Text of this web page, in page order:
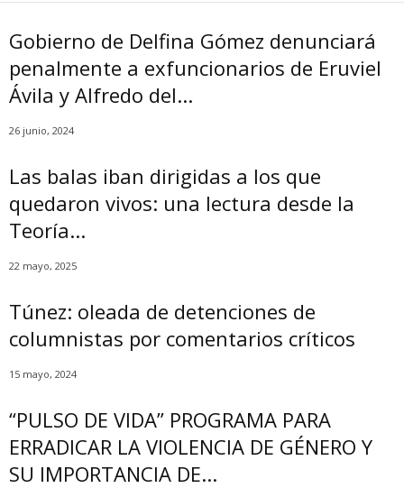
Gobierno de Delfina Gómez denunciará
penalmente a exfuncionarios de Eruviel
Ávila y Alfredo del...
26 junio, 2024
Las balas iban dirigidas a los que
quedaron vivos: una lectura desde la
Teoría...
22 mayo, 2025
Túnez: oleada de detenciones de
columnistas por comentarios críticos
15 mayo, 2024
“PULSO DE VIDA” PROGRAMA PARA
ERRADICAR LA VIOLENCIA DE GÉNERO Y
SU IMPORTANCIA DE...